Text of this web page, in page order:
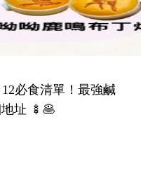
12必食清單！最強鹹
址 🍢🥞